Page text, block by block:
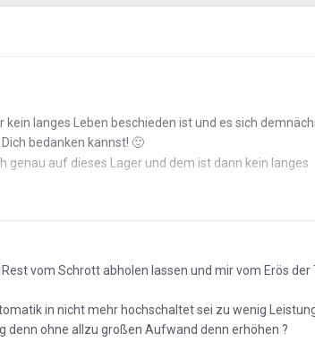
kein langes Leben beschieden ist und es sich
bedanken kannst! 🙂
genau auf dieses Lager und dem ist dann kein langes
der Wasserpumpe war das Ersetzen des
vom Schrott abholen lassen und mir vom Erös der
in nicht mehr hochschaltet sei zu wenig
denn ohne allzu großen Aufwand denn erhöhen ?